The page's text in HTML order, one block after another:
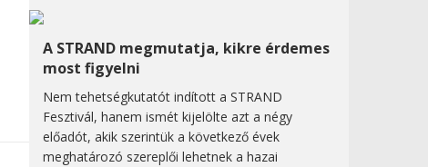
A STRAND megmutatja, kikre érdemes
most figyelni
Nem tehetségkutatót indított a STRAND
Fesztivál, hanem ismét kijelölte azt a négy
előadót, akik szerintük a következő évek
meghatározó szereplői lehetnek a hazai